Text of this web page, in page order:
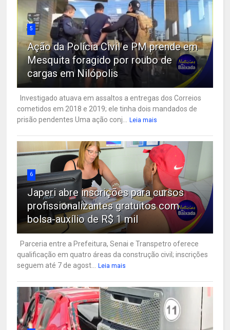
5
Ação da Polícia Civil e PM prende em
Mesquita foragido por roubo de
cargas em Nilópolis
Investigado atuava em assaltos a entregas dos Correios
cometidos em 2018 e 2019; ele tinha dois mandados de
prisão pendentes Uma ação conj... Leia mais
6
Japeri abre inscrições para cursos
profissionalizantes gratuitos com
bolsa-auxílio de R$ 1 mil
Parceria entre a Prefeitura, Senai e Transpetro oferece
qualificação em quatro áreas da construção civil; inscrições
seguem até 7 de agost... Leia mais